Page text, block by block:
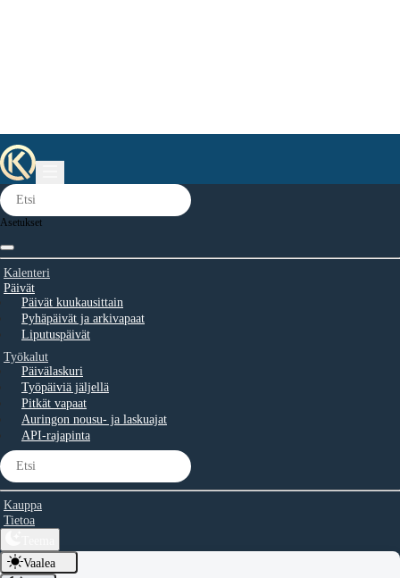
Asetukset
Kalenteri
Päivät
Päivät kuukausittain
Pyhäpäivät ja arkivapaat
Liputuspäivät
Työkalut
Päivälaskuri
Työpäiviä jäljellä
Pitkät vapaat
Auringon nousu- ja laskuajat
API-rajapinta
Kauppa
Tietoa
Vaalea